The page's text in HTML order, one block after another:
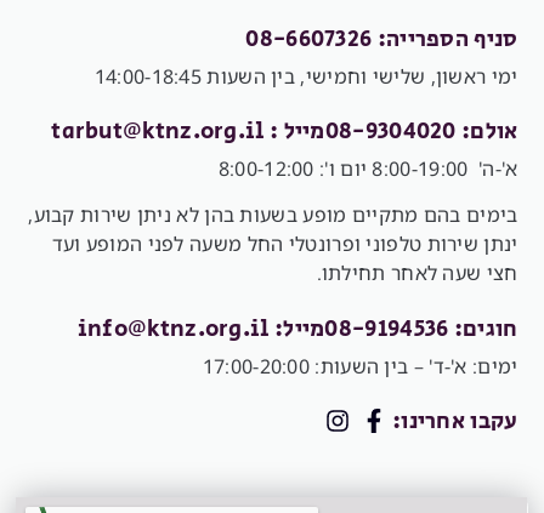
סניף הספרייה: 08-6607326
ימי ראשון, שלישי וחמישי, בין השעות 14:00-18:45
אולם: 08-9304020 מייל : tarbut@ktnz.org.il
א'-ה' 8:00-19:00 יום ו': 8:00-12:00
בימים בהם מתקיים מופע בשעות בהן לא ניתן שירות קבוע,
ינתן שירות טלפוני ופרונטלי החל משעה לפני המופע ועד
חצי שעה לאחר תחילתו.
חוגים: 08-9194536 מייל: info@ktnz.org.il
ימים: א'-ד' – בין השעות: 17:00-20:00
עקבו אחרינו: